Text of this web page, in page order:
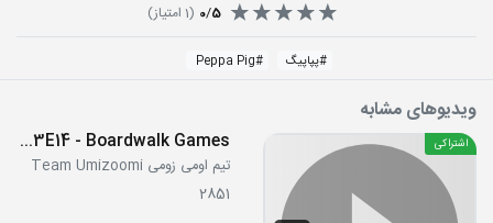
0/5
(
1 امتیاز)
#پپاپیگ #
Peppa Pig
ویدیوهای مشابه
اشتراکی S03E14 - Boardwalk Games!
تیم اومی زومی Team Umizoomi
2851